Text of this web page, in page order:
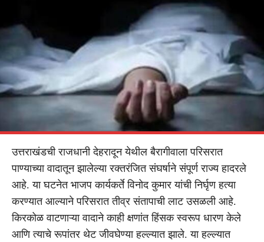
उत्तराखंडची राजधानी देहरादून येथील बैरागीवाला परिसरात
पाण्याच्या वादातून झालेल्या रक्तरंजित संघर्षाने संपूर्ण राज्य हादरले
आहे. या घटनेत भाजप कार्यकर्ते विनोद कुमार यांची निर्घृण हत्या
करण्यात आल्याने परिसरात तीव्र संतापाची लाट उसळली आहे.
किरकोळ वाटणाऱ्या वादाने काही क्षणांत हिंसक स्वरूप धारण केले
आणि त्याचे रूपांतर थेट जीवघेण्या हल्ल्यात झाले. या हल्ल्यात